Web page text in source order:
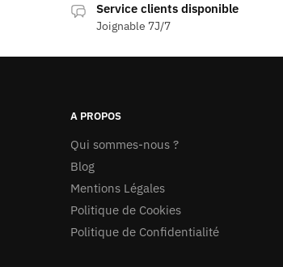
Service clients disponible
Joignable 7J/7
A PROPOS
Qui sommes-nous ?
Blog
Mentions Légales
Politique de Cookies
Politique de Confidentialité